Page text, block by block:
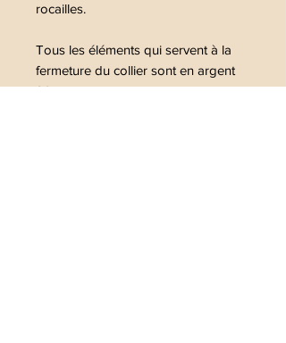
rocailles.
Tous les éléments qui servent à la
fermeture du collier sont en argent
925